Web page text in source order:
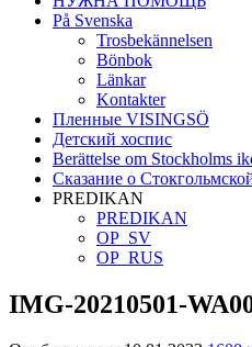
På Svenska
Trosbekännelsen
Bönbok
Länkar
Kontakter
Пленные VISINGSÖ
Детский хоспис
Berättelse om Stockholms
Сказание о
PREDIKAN
PREDIKAN
OP_SV
OP_RUS
IMG-20210501-